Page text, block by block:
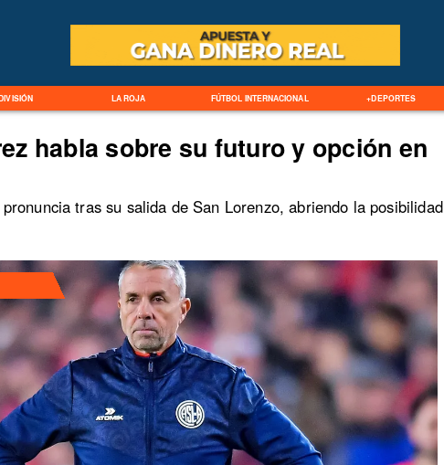
LA ROJA FÚTBOL INTERNACIONAL +DEPORTES
habla sobre su futuro y opción en
tras su salida de San Lorenzo, abriendo la posibilidad